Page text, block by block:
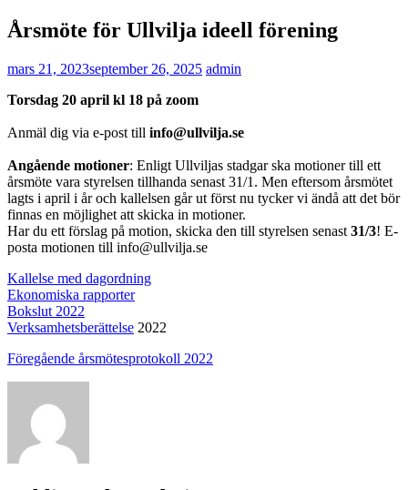
Årsmöte för Ullvilja ideell förening
mars 21, 2023september 26, 2025 admin
Torsdag 20 april kl 18 på zoom
Anmäl dig via e-post till info@ullvilja.se
Angående motioner: Enligt Ullviljas stadgar ska motioner till ett
årsmöte vara styrelsen tillhanda senast 31/1. Men eftersom årsmötet
lagts i april i år och kallelsen går ut först nu tycker vi ändå att det bör
finnas en möjlighet att skicka in motioner.
Har du ett förslag på motion, skicka den till styrelsen senast 31/3! E-
posta motionen till info@ullvilja.se
Kallelse med dagordning
Ekonomiska rapporter
Bokslut 2022
Verksamhetsberättelse 2022
Föregående årsmötesprotokoll 2022